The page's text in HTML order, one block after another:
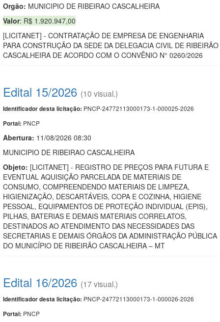
Orgão: MUNICIPIO DE RIBEIRAO CASCALHEIRA
Valor: R$ 1.920.947,00
[LICITANET] - CONTRATAÇÃO DE EMPRESA DE ENGENHARIA
PARA CONSTRUÇÃO DA SEDE DA DELEGACIA CIVIL DE RIBEIRÃO
CASCALHEIRA DE ACORDO COM O CONVÊNIO N° 0260/2026
Edital 15/2026 (10 visual.)
Identificador desta licitação: PNCP-24772113000173-1-000025-2026
Portal: PNCP
Abertura: 11/08/2026 08:30
MUNICIPIO DE RIBEIRAO CASCALHEIRA
Objeto: [LICITANET] - REGISTRO DE PREÇOS PARA FUTURA E
EVENTUAL AQUISIÇÃO PARCELADA DE MATERIAIS DE
CONSUMO, COMPREENDENDO MATERIAIS DE LIMPEZA,
HIGIENIZAÇÃO, DESCARTÁVEIS, COPA E COZINHA, HIGIENE
PESSOAL, EQUIPAMENTOS DE PROTEÇÃO INDIVIDUAL (EPIS),
PILHAS, BATERIAS E DEMAIS MATERIAIS CORRELATOS,
DESTINADOS AO ATENDIMENTO DAS NECESSIDADES DAS
SECRETARIAS E DEMAIS ÓRGÃOS DA ADMINISTRAÇÃO PÚBLICA
DO MUNICÍPIO DE RIBEIRÃO CASCALHEIRA – MT
Edital 16/2026 (17 visual.)
Identificador desta licitação: PNCP-24772113000173-1-000026-2026
Portal: PNCP